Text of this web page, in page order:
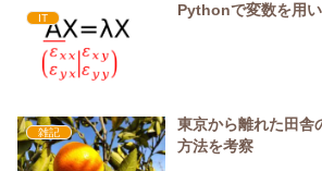
IT Pythonで変数を用
雑記
東京から離れた田舎
方法を考察